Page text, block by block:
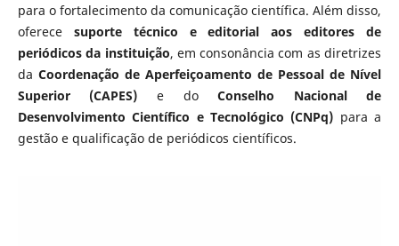
para o fortalecimento da comunicação científica. Além disso,
oferece suporte técnico e editorial aos editores de
periódicos da instituição, em consonância com as diretrizes
da Coordenação de Aperfeiçoamento de Pessoal de Nível
Superior (CAPES) e doConselho Nacional de
Desenvolvimento Científico e Tecnológico (CNPq) para a
gestão e qualificação de periódicos científicos.